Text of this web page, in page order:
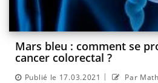
Mars bleu : comment se
cancer colorectal ?
Publié le 17.03.2021 | Par